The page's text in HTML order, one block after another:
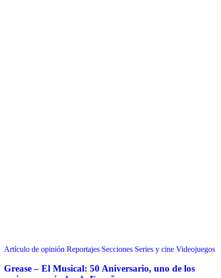
Artículo de opinión Reportajes Secciones Series y cine Videojuegos
Grease – El Musical: 50 Aniversario, uno de los